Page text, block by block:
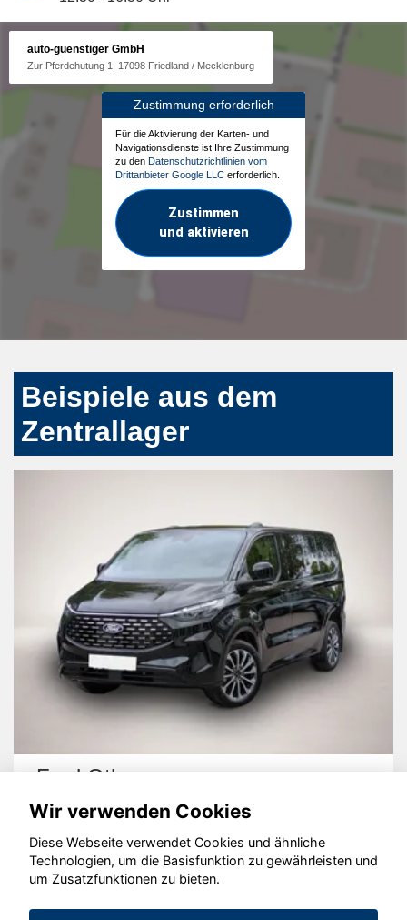
auto-guenstiger GmbH
Zur Pferdehutung 1, 17098 Friedland / Mecklenburg
Zustimmung erforderlich
Für die Aktivierung der Karten- und
Navigationsdienste ist Ihre Zustimmung
zu den Datenschutzrichtlinien vom
Drittanbieter Google LLC erforderlich.
Zustimmen
und aktivieren
Beispiele aus dem
Zentrallager
Ford Other
© konjunkturmotor.de GmbH 2020 - 2026
Wir verwenden Cookies
Diese Webseite verwendet Cookies und ähnliche
Technologien, um die Basisfunktion zu gewährleisten und
um Zusatzfunktionen zu bieten.